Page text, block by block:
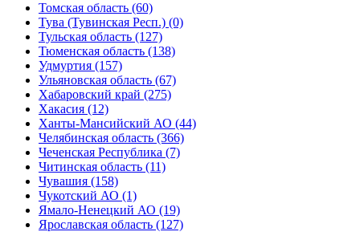
Томская область (60)
Тува (Тувинская Респ.) (0)
Тульская область (127)
Тюменская область (138)
Удмуртия (157)
Ульяновская область (67)
Хабаровский край (275)
Хакасия (12)
Ханты-Мансийский АО (44)
Челябинская область (366)
Чеченская Республика (7)
Читинская область (11)
Чувашия (158)
Чукотский АО (1)
Ямало-Ненецкий АО (19)
Ярославская область (127)